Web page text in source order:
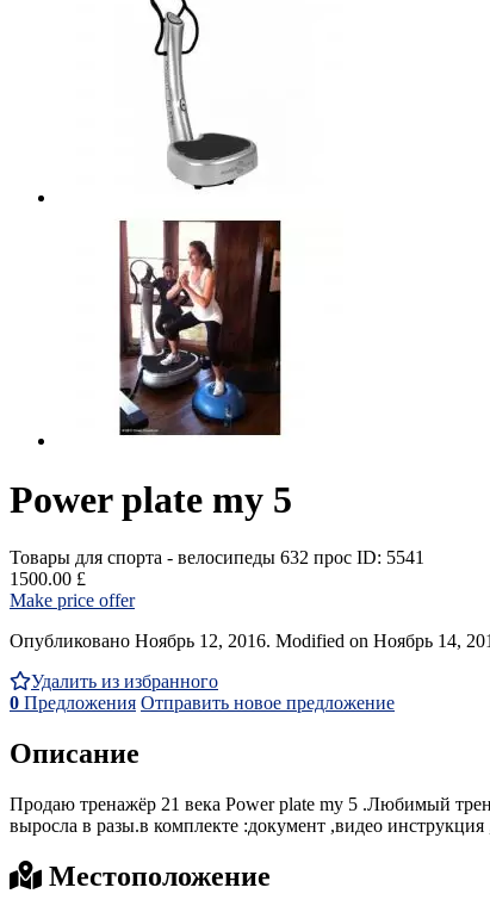
Power plate my 5
Товары для спорта - велосипеды 632 прос ID: 5541
1500.00 £
Make price offer
Опубликовано Ноябрь 12, 2016. Modified on Ноябрь 14,
Удалить из избранного
0 Предложения Отправить новое предложение
Описание
Продаю тренажёр 21 века Power plate my 5 .Любимый
выросла в разы.в комплекте :документ ,видео
Местоположение